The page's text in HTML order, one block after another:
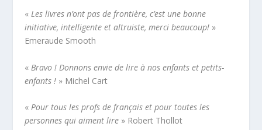
«Les livres n’ont pas de frontière, c’est une bonne
initiative, intelligente et altruiste, merci beaucoup! »
Emeraude Smooth
« Bravo ! Donnons envie de lire à nos enfants et petits-
enfants ! » Michel Cart
«Pour tous les profs de français et pour toutes les
personnes qui aiment lire » Robert Thollot